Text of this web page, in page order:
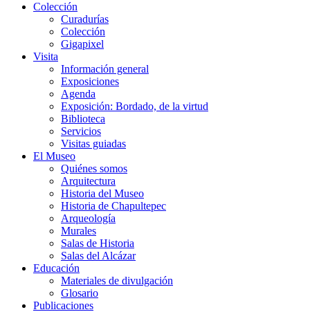
Colección
Curadurías
Colección
Gigapixel
Visita
Información general
Exposiciones
Agenda
Exposición: Bordado, de la virtud
Biblioteca
Servicios
Visitas guiadas
El Museo
Quiénes somos
Arquitectura
Historia del Museo
Historia de Chapultepec
Arqueología
Murales
Salas de Historia
Salas del Alcázar
Educación
Materiales de divulgación
Glosario
Publicaciones